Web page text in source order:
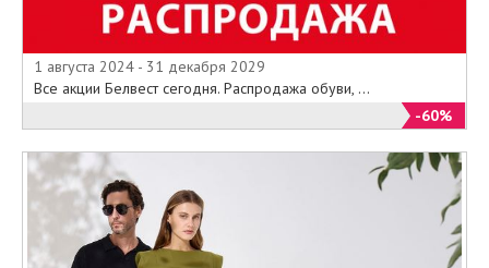
1 августа 2024 - 31 декабря 2029
Все акции Белвест сегодня. Распродажа обуви, ...
-60%